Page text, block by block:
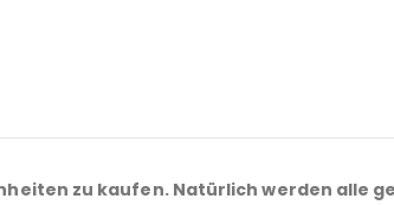
zu kaufen. Natürlich werden alle